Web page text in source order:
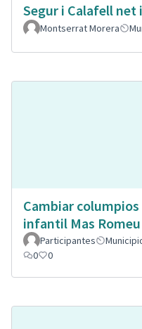
Segur i Calafell net
Montserrat Morera
Cambiar
infantil Mas Romeu
Participantes
0
0